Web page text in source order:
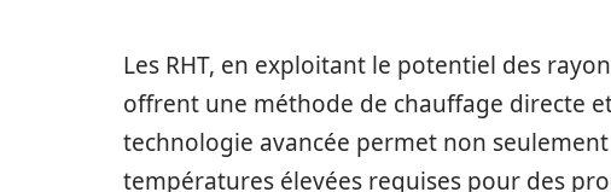
Les RHT, en exploitant le potentiel des
offrent une méthode de chauffage directe
technologie avancée permet non
températures élevées requises pour des